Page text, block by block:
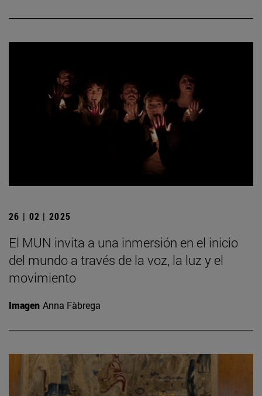
26 | 02 | 2025
El MUN invita a una inmersión en el inicio
del mundo a través de la voz, la luz y el
movimiento
Imagen Anna Fàbrega